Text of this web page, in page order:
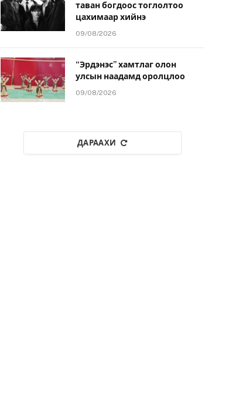
таван богдоос тоглолтоо
цахимаар хийнэ
09/08/2026
“Эрдэнэс” хамтлаг олон
улсын наадамд оролцлоо
09/08/2026
ДАРААХИ